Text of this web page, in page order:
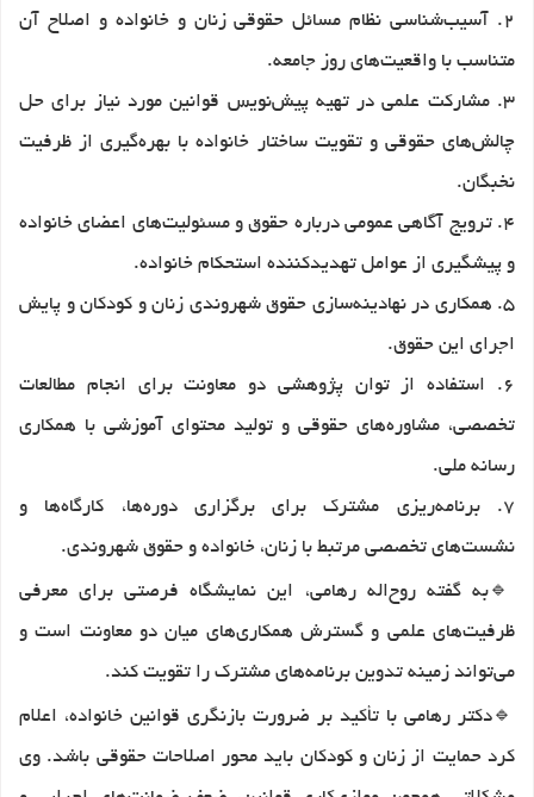
۲.
آسیب‌شناسی نظام مسائل حقوقی زنان و خانواده و اصلاح آن
متناسب با واقعیت‌های روز جامعه.
۳.
مشارکت علمی در تهیه پیش‌نویس قوانین مورد نیاز برای حل
چالش‌های حقوقی و تقویت ساختار خانواده با بهره‌گیری از ظرفیت
نخبگان.
۴.
ترویج آگاهی عمومی درباره حقوق و مسئولیت‌های اعضای خانواده
و پیشگیری از عوامل تهدیدکننده استحکام خانواده.
۵. همکاری در نهادینه‌سازی حقوق شهروندی زنان و کودکان و پایش
اجرای این حقوق.
۶.
استفاده از توان پژوهشی دو معاونت برای انجام مطالعات
تخصصی، مشاوره‌های حقوقی و تولید محتوای آموزشی با همکاری
رسانه ملی.
۷.
برنامه‌ریزی مشترک برای برگزاری دوره‌ها، کارگاه‌ها و
نشست‌های تخصصی مرتبط با زنان، خانواده و حقوق شهروندی.
🔹به گفته روح‌اله رهامی، این نمایشگاه فرصتی برای معرفی
ظرفیت‌های علمی و گسترش همکاری‌های میان دو معاونت است و
می‌تواند زمینه تدوین برنامه‌های مشترک را تقویت کند.
🔹دکتر رهامی با تأکید بر ضرورت بازنگری قوانین خانواده، اعلام
کرد حمایت از زنان و کودکان باید محور اصلاحات حقوقی باشد. وی